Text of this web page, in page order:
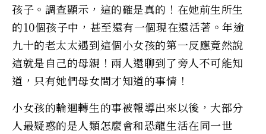
孩子。調查顯示，這的確是真的！在她前生所生
的10個孩子中，甚至還有一個現在還活著。年逾
九十的老太太遇到這個小女孩的第一反應竟然說
這就是自己的母親！兩人還聊到了旁人不可能知
道，只有她們母女間才知道的事情！
小女孩的輪迴轉生的事被報導出來以後，大部分
人最疑惑的是人類怎麼會和恐龍生活在同一世